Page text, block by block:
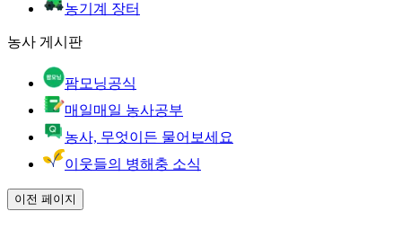
농기계 장터
농사 게시판
팜모닝공식
매일매일 농사공부
농사, 무엇이든 물어보세요
이웃들의 병해충 소식
이전 페이지